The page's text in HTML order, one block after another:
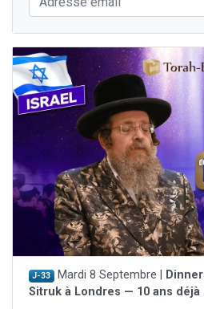
J-33 Mardi 8 Septembre |
Sitruk à Londres — 10 ans déjà